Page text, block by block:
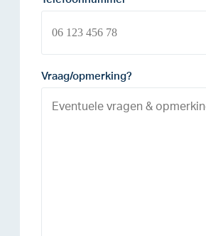
Vraag/opmerking?